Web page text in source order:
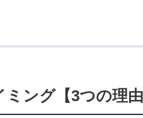
ング【3つの理由